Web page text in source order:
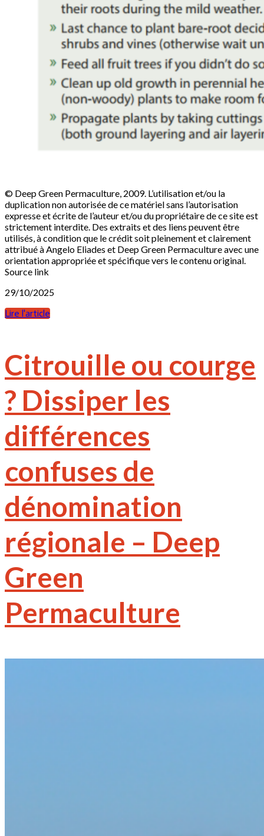
© Deep Green Permaculture, 2009. L’utilisation et/ou la
duplication non autorisée de ce matériel sans l’autorisation
expresse et écrite de l’auteur et/ou du propriétaire de ce site est
strictement interdite. Des extraits et des liens peuvent être
utilisés, à condition que le crédit soit pleinement et clairement
attribué à Angelo Eliades et Deep Green Permaculture avec une
orientation appropriée et spécifique vers le contenu original.
Source link
29/10/2025
Lire l'article
Citrouille ou courge
? Dissiper les
différences
confuses de
dénomination
régionale – Deep
Green
Permaculture